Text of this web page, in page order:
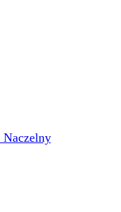
Naczelny23 grudnia, 2019